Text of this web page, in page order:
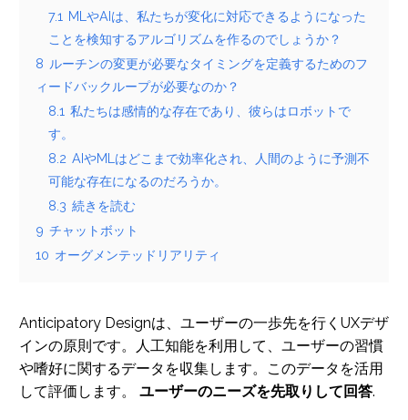
7.1 MLやAIは、私たちが変化に対応できるようになった
ことを検知するアルゴリズムを作るのでしょうか？
8 ルーチンの変更が必要なタイミングを定義するためのフ
ィードバックループが必要なのか？
8.1 私たちは感情的な存在であり、彼らはロボットで
す。
8.2 AIやMLはどこまで効率化され、人間のように予測不
可能な存在になるのだろうか。
8.3 続きを読む
9 チャットボット
10 オーグメンテッドリアリティ
Anticipatory Designは、ユーザーの一歩先を行くUXデザ
インの原則です。人工知能を利用して、ユーザーの習慣
や嗜好に関するデータを収集します。このデータを活用
して評価します。 ユーザーのニーズを先取りして回答.